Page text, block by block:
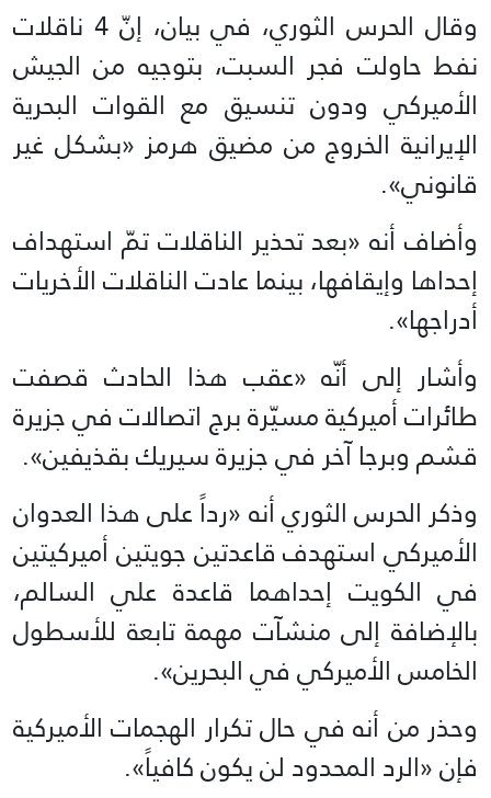
وقال الحرس الثوري، في بيان، إنّ 4 ناقلات
نفط حاولت فجر السبت، بتوجيه من الجيش
الأميركي ودون تنسيق مع القوات البحرية
الإيرانية الخروج من مضيق هرمز «بشكل غير
قانوني».
وأضاف أنه «بعد تحذير الناقلات تمّ استهداف
إحداها وإيقافها، بينما عادت الناقلات الأخريات
أدراجها».
وأشار إلى أنّه «عقب هذا الحادث قصفت
طائرات أميركية مسيّرة برج اتصالات في جزيرة
قشم وبرجا آخر في جزيرة سيريك بقذيفين».
وذكر الحرس الثوري أنه «رداً على هذا العدوان
الأميركي استهدف قاعدتين جويتين أميركيتين
في الكويت إحداهما قاعدة علي السالم،
بالإضافة إلى منشآت مهمة تابعة للأسطول
الخامس الأميركي في البحرين».
وحذر من أنه في حال تكرار الهجمات الأميركية
فإن «الرد المحدود لن يكون كافياً».